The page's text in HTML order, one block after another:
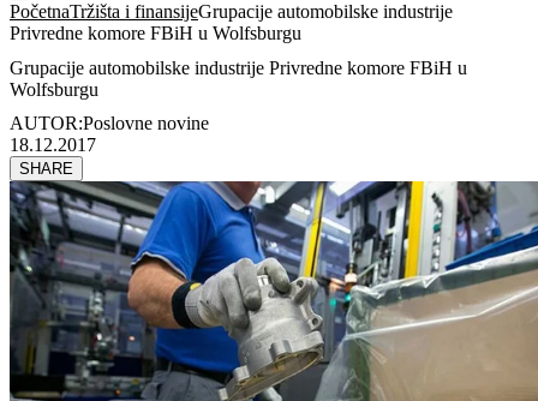
PočetnaTržišta i finansijeGrupacije automobilske industrije
Privredne komore FBiH u Wolfsburgu
Grupacije automobilske industrije Privredne komore FBiH u
Wolfsburgu
AUTOR:Poslovne novine
18.12.2017
SHARE